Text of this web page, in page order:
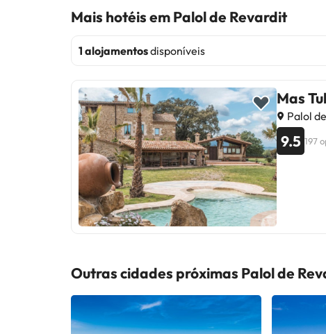
Mais hotéis em Palol de Revardit
1 alojamentosdisponíveis
Mas
Palol
9.5 197
Outras cidades próximas Palol de